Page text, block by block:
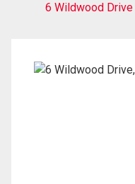
6 Wildwood Drive